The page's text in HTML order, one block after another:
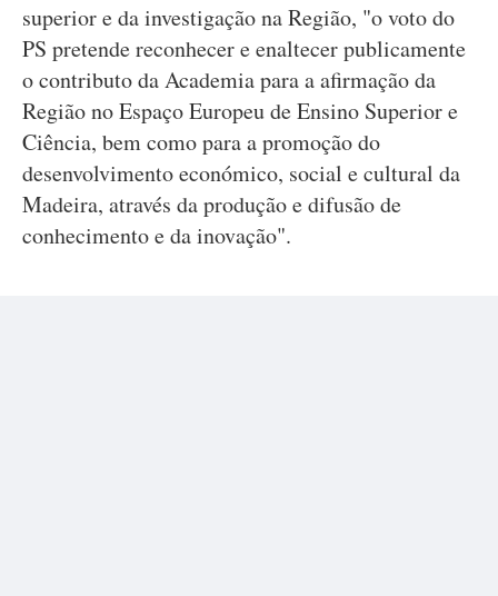
superior e da investigação na Região, "o voto do
PS pretende reconhecer e enaltecer publicamente
o contributo da Academia para a afirmação da
Região no Espaço Europeu de Ensino Superior e
Ciência, bem como para a promoção do
desenvolvimento económico, social e cultural da
Madeira, através da produção e difusão de
conhecimento e da inovação".